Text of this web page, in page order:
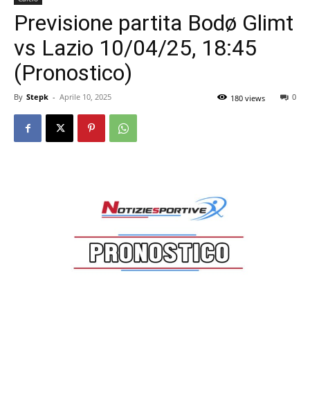
Previsione partita Bodø Glimt
vs Lazio 10/04/25, 18:45
(Pronostico)
By Stepk - Aprile 10, 2025 0
180 views